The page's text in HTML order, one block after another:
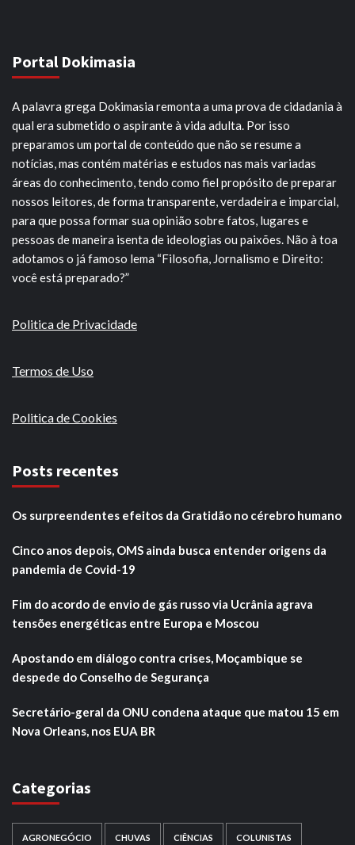
Portal Dokimasia
A palavra grega Dokimasia remonta a uma prova de cidadania à
qual era submetido o aspirante à vida adulta. Por isso
preparamos um portal de conteúdo que não se resume a
notícias, mas contém matérias e estudos nas mais variadas
áreas do conhecimento, tendo como fiel propósito de preparar
nossos leitores, de forma transparente, verdadeira e imparcial,
para que possa formar sua opinião sobre fatos, lugares e
pessoas de maneira isenta de ideologias ou paixões. Não à toa
adotamos o já famoso lema “Filosofia, Jornalismo e Direito:
você está preparado?”
Politica de Privacidade
Termos de Uso
Politica de Cookies
Posts recentes
Os surpreendentes efeitos da Gratidão no cérebro humano
Cinco anos depois, OMS ainda busca entender origens da
pandemia de Covid-19
Fim do acordo de envio de gás russo via Ucrânia agrava
tensões energéticas entre Europa e Moscou
Apostando em diálogo contra crises, Moçambique se
despede do Conselho de Segurança
Secretário-geral da ONU condena ataque que matou 15 em
Nova Orleans, nos EUA BR
Categorias
AGRONEGÓCIO CHUVAS CIÊNCIAS COLUNISTAS